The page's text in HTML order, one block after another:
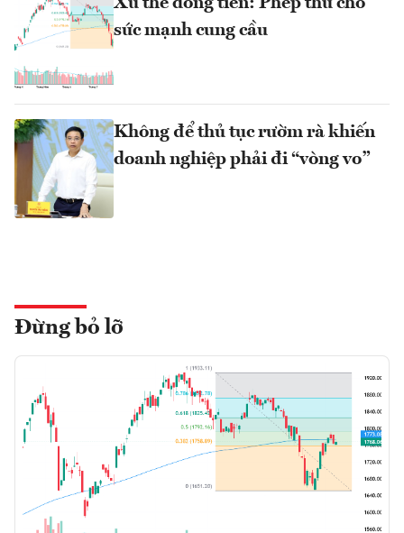
Xu thế dòng tiền: Phép thử cho
sức mạnh cung cầu
Không để thủ tục rườm rà khiến
doanh nghiệp phải đi “vòng vo”
Đừng bỏ lỡ